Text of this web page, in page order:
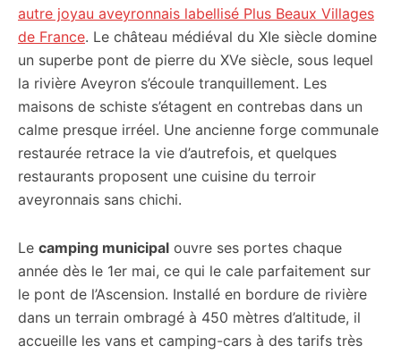
autre joyau aveyronnais labellisé Plus Beaux Villages
de France. Le château médiéval du XIe siècle domine
un superbe pont de pierre du XVe siècle, sous lequel
la rivière Aveyron s’écoule tranquillement. Les
maisons de schiste s’étagent en contrebas dans un
calme presque irréel. Une ancienne forge communale
restaurée retrace la vie d’autrefois, et quelques
restaurants proposent une cuisine du terroir
aveyronnais sans chichi.
Le camping municipal ouvre ses portes chaque
année dès le 1er mai, ce qui le cale parfaitement sur
le pont de l’Ascension. Installé en bordure de rivière
dans un terrain ombragé à 450 mètres d’altitude, il
accueille les vans et camping-cars à des tarifs très